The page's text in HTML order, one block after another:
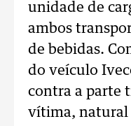
unidade de
ambos
de bebidas.
do veículo
contra a parte
vítima, natural